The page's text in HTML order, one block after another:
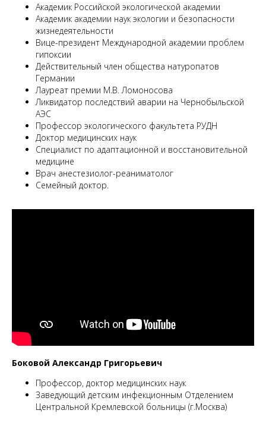
Академик Российской экологической академии
Академик академии наук экологии и безопасности
жизнедеятельности
Вице-президент Международной академии проблем
гипоксии
Действительный член общества натуропатов
Германии
Лауреат премии М.В. Ломоносова
Ликвидатор последствий аварии на Чернобыльской
АЭС
Профессор экологического факультета РУДН
Доктор медицинских наук
Специалист по адаптационной и восстановительной
медицине
Врач анестезиолог-реаниматолог
Семейный доктор.
Боковой Александр Григорьевич
Профессор, доктор медицинских наук
Заведующий детским инфекционным Отделением
Центральной Кремлевской больницы (г.Москва)